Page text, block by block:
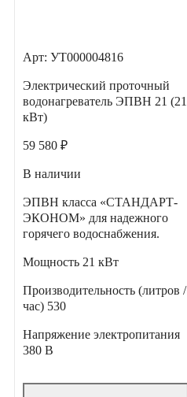
Арт: УТ000004816
Электрический проточный
водонагреватель ЭПВН 21 (21
кВт)
59 580 ₽
В наличии
ЭПВН класса «СТАНДАРТ-
ЭКОНОМ» для надежного
горячего водоснабжения.
Мощность 21 кВт
Производительность (литров /
час) 530
Напряжение электропитания
380 В